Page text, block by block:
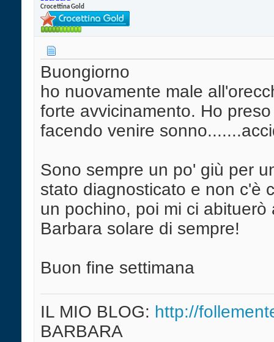
Crocettina Gold
Buongiorno
ho nuovamente male
forte avvicinamento. Ho
facendo venire
Sono sempre un po' giù per
stato diagnosticato e non c'è
un pochino, poi mi ci
Barbara solare di sempre!
Buon fine settimana
IL MIO BLOG: http://
BARBARA